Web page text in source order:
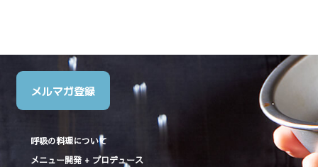
メルマガ登録
呼吸の料理について
メニュー開発 + プロデュース